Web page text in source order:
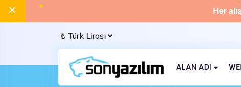
× Her
ALAN ADI